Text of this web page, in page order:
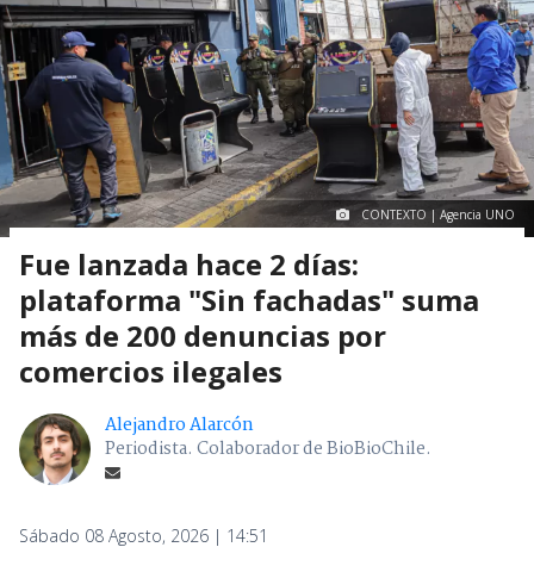
CONTEXTO | Agencia UNO
Fue lanzada hace 2 días:
plataforma "Sin fachadas" suma
más de 200 denuncias por
comercios ilegales
Alejandro Alarcón
Periodista. Colaborador de BioBioChile.
Sábado 08 Agosto, 2026 | 14:51